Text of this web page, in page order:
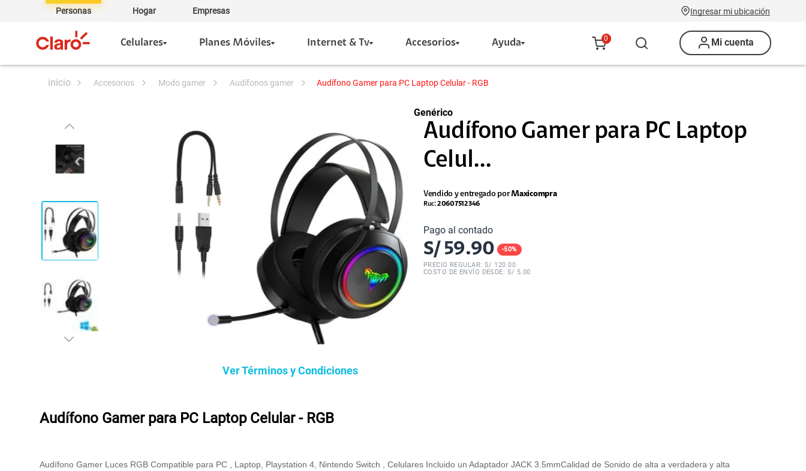
Personas Hogar Empresas Ingresar mi ubicación
Celulares Planes Móviles Internet & Tv Accesorios Ayuda 0 Mi cuenta
accesorios modo gamer audífonos gamer Audífono Gamer para PC Laptop Celular - RGB
Ver Términos y Condiciones
Genérico
Audífono Gamer para PC Laptop
Celul...
Vendido y entregado porMaxicompra
Ruc:20607512346
Pago al contado
S/ 59.90 -50%
PRECIO REGULAR: S/ 120.00
COSTO DE ENVÍO DESDE: S/ 5.00
Audífono Gamer para PC Laptop Celular - RGB
Audífono Gamer Luces RGB Compatible para PC , Laptop, Playstation 4, Nintendo Switch , Celulares Incluido un Adaptador JACK 3.5mmCalidad de Sonido de alta a verdadera y alta